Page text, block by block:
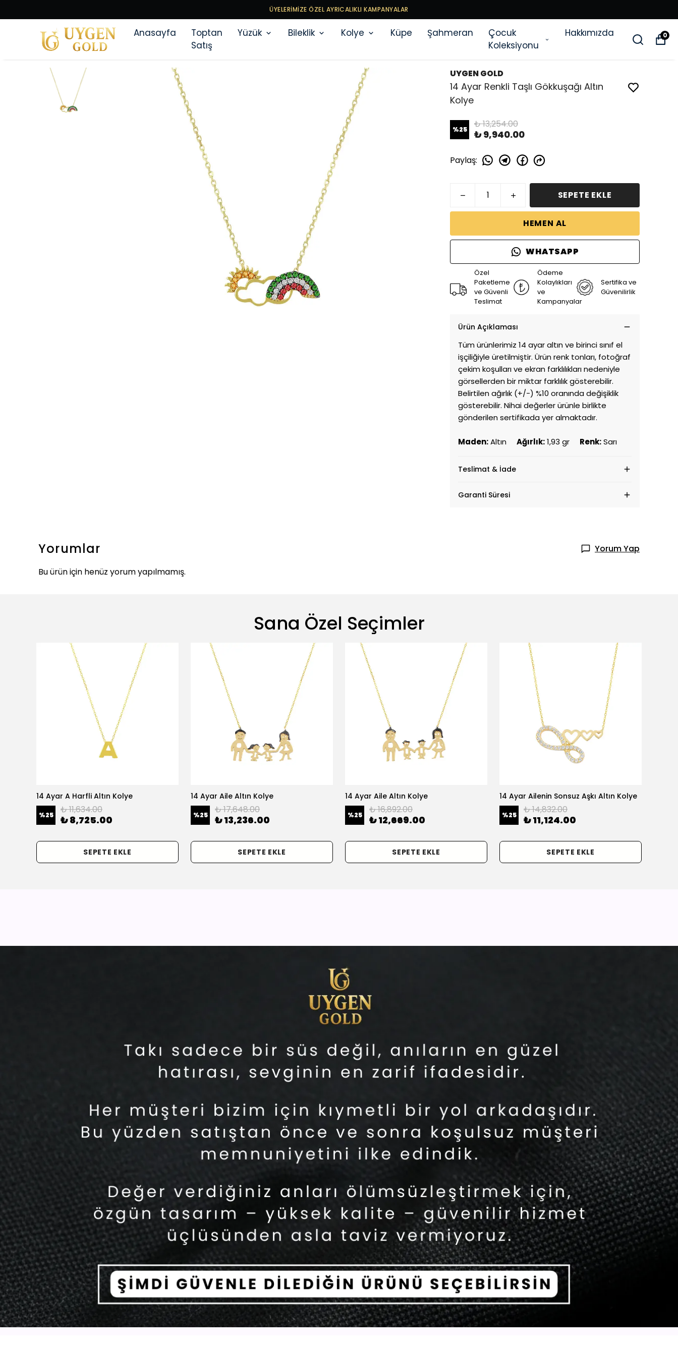
ÜYELERİMİZE ÖZEL AYRICALIKLI KAMPANYALAR
Anasayfa
Toptan
Satış
Yüzük Bileklik Kolye Küpe Şahmeran
Çocuk
Koleksiyonu
Hakkımızda 0
UYGEN GOLD
14 Ayar Renkli Taşlı Gökkuşağı Altın
Kolye
%25 ₺ 13,254.00
₺ 9,940.00
Paylaş:
SEPETE EKLE
HEMEN AL
WHATSAPP
Özel
Paketleme
ve Güvenli
Teslimat
Ödeme
Kolaylıkları
ve
Kampanyalar
Sertifika ve
Güvenilirlik
Ürün Açıklaması
Tüm ürünlerimiz 14 ayar altın ve birinci sınıf el
işçiliğiyle üretilmiştir. Ürün renk tonları, fotoğraf
çekim koşulları ve ekran farklılıkları nedeniyle
görsellerden bir miktar farklılık gösterebilir.
Belirtilen ağırlık (+/-) %10 oranında değişiklik
gösterebilir. Nihai değerler ürünle birlikte
gönderilen sertifikada yer almaktadır.
Maden:Altın Ağırlık:1,93 gr Renk:Sarı
Teslimat & İade
Garanti Süresi
Yorumlar
Yorum Yap
Bu ürün için henüz yorum yapılmamış.
Sana Özel Seçimler
14 Ayar A Harfli Altın Kolye
%25 ₺ 11,634.00
₺ 8,725.00
SEPETE EKLE
14 Ayar Aile Altın Kolye
%25 ₺ 17,648.00
₺ 13,236.00
SEPETE EKLE
14 Ayar Aile Altın Kolye
%25 ₺ 16,892.00
₺ 12,669.00
SEPETE EKLE
14 Ayar Ailenin Sonsuz Aşkı Altın Kolye
%25 ₺ 14,832.00
₺ 11,124.00
SEPETE EKLE